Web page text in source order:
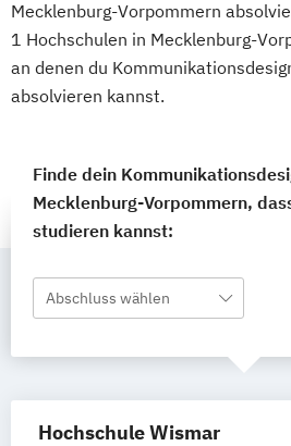
Mecklenburg-Vorpommern
1 Hochschulen in Mecklenburg-
an denen du
absolvieren kannst.
Finde dein
Mecklenburg-Vorpommern,
studieren kannst:
Abschluss wählen
Hochschule Wismar